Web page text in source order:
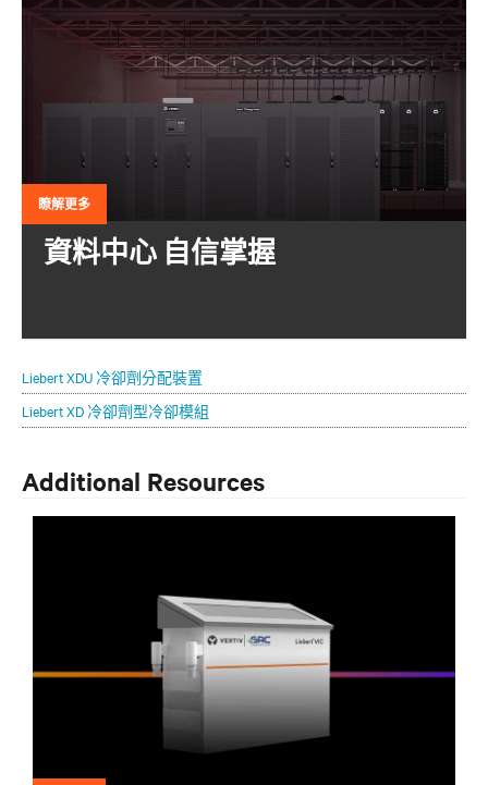
瞭解更多
資料中心 自信掌握
Liebert XDU 冷卻劑分配裝置
Liebert XD 冷卻劑型冷卻模組
Additional Resources